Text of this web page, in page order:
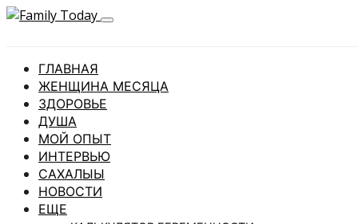
ГЛАВНАЯ
ЖЕНЩИНА МЕСЯЦА
ЗДОРОВЬЕ
ДУША
МОЙ ОПЫТ
ИНТЕРВЬЮ
САХАЛЫЫ
НОВОСТИ
ЕЩЕ